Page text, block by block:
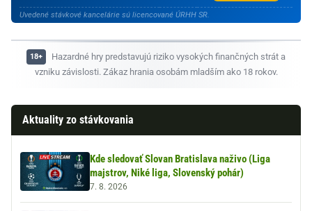
Uvedené stávkové kancelárie sú licencované ÚRHH SR.
Hazardné hry predstavujú riziko vysokých finančných strát a
vzniku závislosti. Zákaz hrania osobám mladším ako 18 rokov.
Aktuality zo stávkovania
Kde sledovať Slovan Bratislava naživo (Liga
majstrov, Niké liga, Slovenský pohár)
7. 8. 2026